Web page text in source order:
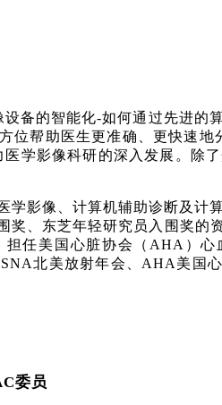
设备的智能化-如何通过先进的
位帮助医生更准确、更快速地
学影像科研的深入发展。除
学影像、计算机辅助诊断及计
奖、东芝年轻研究员入围奖的
担任美国心脏协会（ AHA ）心
北美放射年会、 AHA 美国
委员